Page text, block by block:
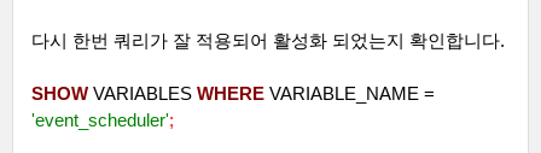
다시 한번 쿼리가 잘 적용되어 활성화 되었는지 확인합니다.
SHOW VARIABLES WHERE VARIABLE_NAME =
'event_scheduler';